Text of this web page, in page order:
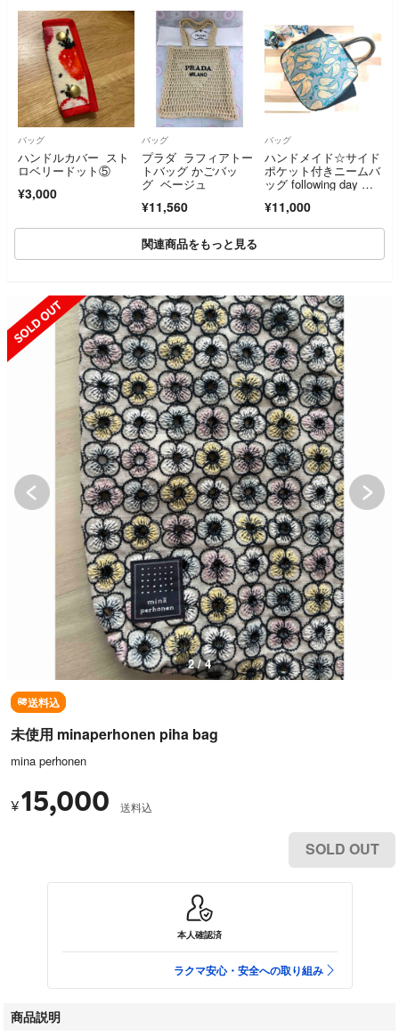
バッグ
ハンドルカバー スト
ロベリードット⑤
¥3,000
バッグ
プラダ ラフィアトー
トバッグ かごバッ
グ ベージュ
¥11,560
バッグ
ハンドメイド☆サイド
ポケット付きニームバ
ッグ following day グ
ち手 ミナペルホネン
生地使用
¥11,000
関連商品をもっと見る
SOLD OUT
3 / 4
送料込
未使用 minaperhonen piha bag
mina perhonen
¥15,000 送料込
SOLD OUT
本人確認済
ラクマ安心・安全への取り組み
商品説明